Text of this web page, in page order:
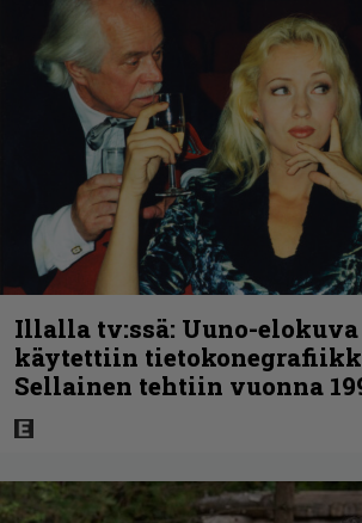
Illalla tv:ssä: Uuno-elokuva
käytettiin
Sellainen tehtiin vuonna